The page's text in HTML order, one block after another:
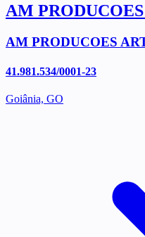
AM
AM PRODUCOES
41.981.534/0001-23
Goiânia, GO